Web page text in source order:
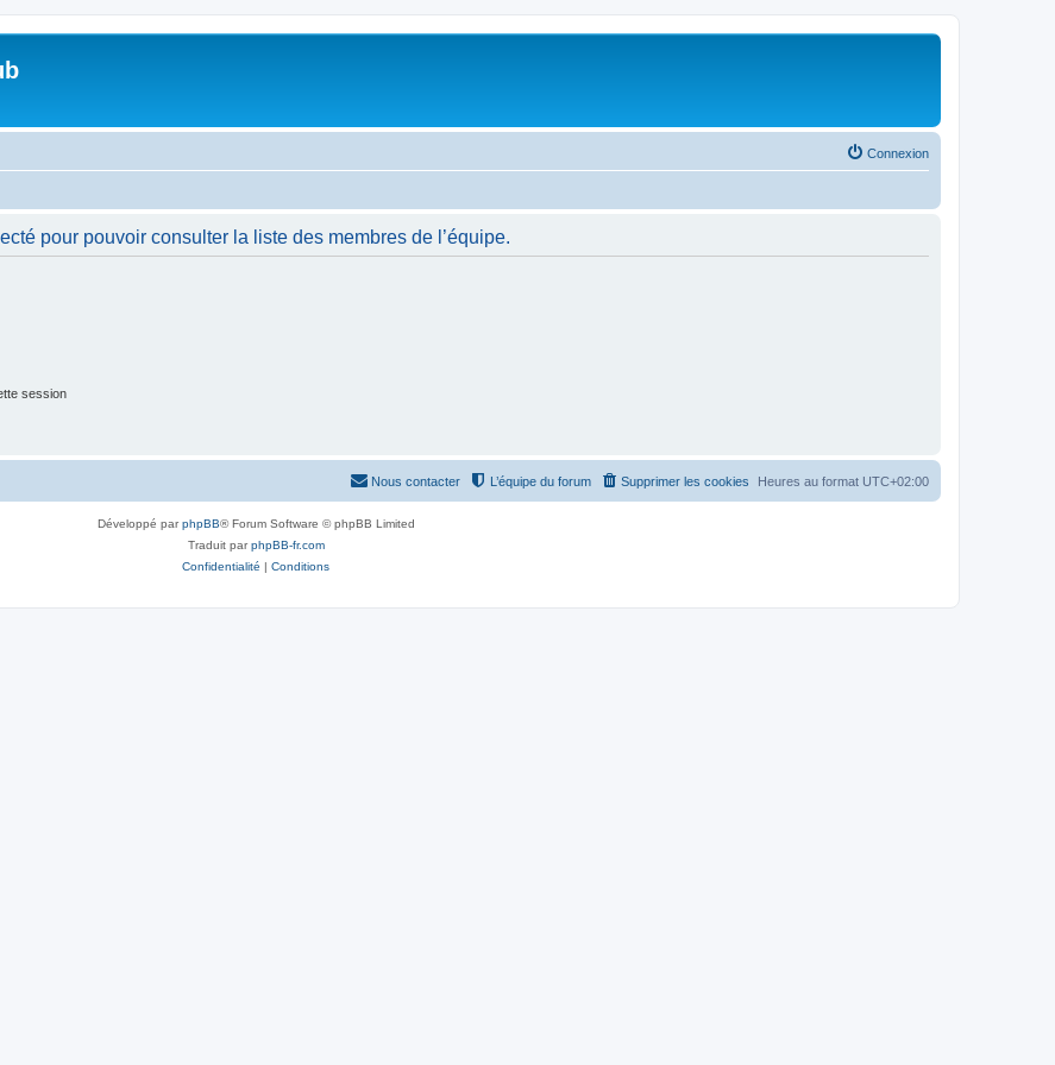
Connexion
pour pouvoir consulter la liste des membres de l’équipe.
session
Heures au format UTC+02:00
Supprimer les cookies
L’équipe du forum
Nous contacter
Développé parphpBB® Forum Software © phpBB Limited
Traduit parphpBB-fr.com
Confidentialité | Conditions